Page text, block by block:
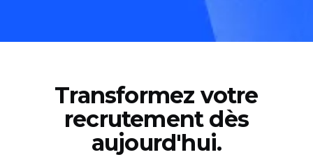
Transformez votre
recrutement dès
aujourd'hui.